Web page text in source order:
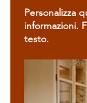
Personalizza
informazioni.
testo.